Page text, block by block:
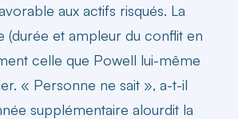
aux actifs risqués. La
(durée et ampleur du conflit en
celle que Powell lui-même
« Personne ne sait », a-t-il
supplémentaire alourdit la